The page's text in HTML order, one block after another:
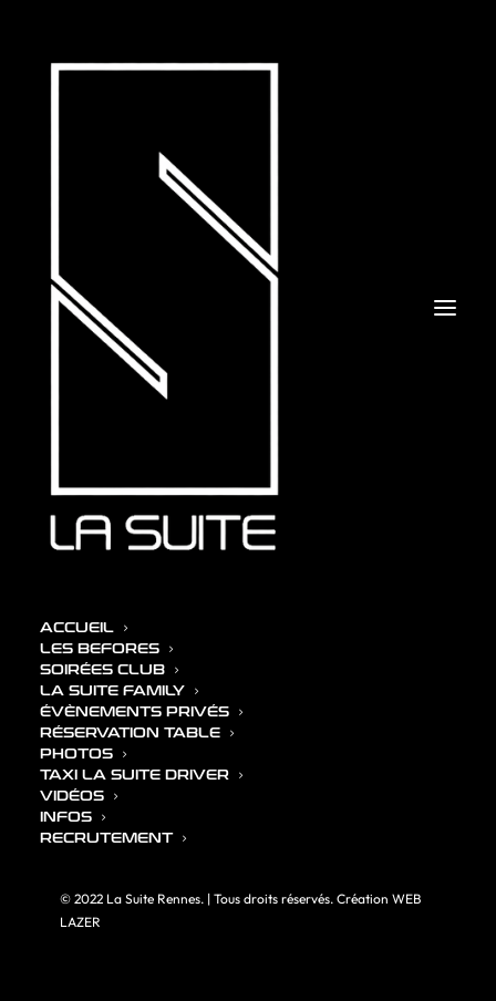
ACCUEIL
LES BEFORES
SOIRÉES CLUB
LA SUITE FAMILY
ÉVÈNEMENTS PRIVÉS
RÉSERVATION TABLE
PHOTOS
TAXI LA SUITE DRIVER
VIDÉOS
INFOS
RECRUTEMENT
© 2022 La Suite Rennes. | Tous droits réservés. Création WEB
LAZER
NEW YEAR 2025 -
MARDI 31 DÉCEMBRE